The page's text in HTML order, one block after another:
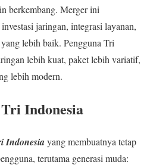
berkembang. Merger ini
jaringan, integrasi layanan,
lebih baik. Pengguna Tri
lebih kuat, paket lebih variatif,
lebih modern.
Indonesia
Indonesiayang membuatnya tetap
terutama generasi muda: